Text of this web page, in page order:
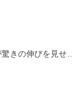
きの伸びを見せ…